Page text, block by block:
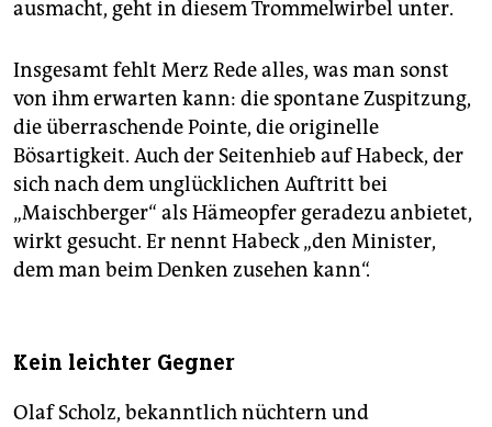
ausmacht, geht in diesem Trommelwirbel unter.
Insgesamt fehlt Merz Rede alles, was man sonst
von ihm erwarten kann: die spontane Zuspitzung,
die überraschende Pointe, die originelle
Bösartigkeit. Auch der Seitenhieb auf Habeck, der
sich nach dem unglücklichen Auftritt bei
„Maischberger“ als Hämeopfer geradezu anbietet,
wirkt gesucht. Er nennt Habeck „den Minister,
dem man beim Denken zusehen kann“.
Kein leichter Gegner
Olaf Scholz, bekanntlich nüchtern und